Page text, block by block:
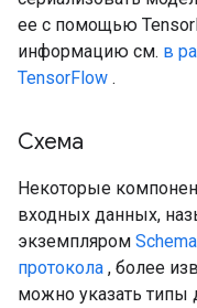
ее с помощью
информацию см. в
TensorFlow .
Схема
Некоторые
входных данных,
экземпляром
протокола , более
можно указать типы